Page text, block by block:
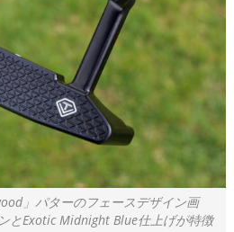
」パターのフェースデザイン画
とExotic Midnight Blue仕上げが特徴